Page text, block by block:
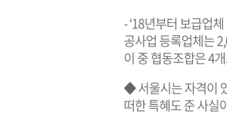
- ‘18년부터 보급업
공사업 등록업체는
이 중 협동조합은 4
◆ 서울시는 자격이
떠한 특혜도 준 사실